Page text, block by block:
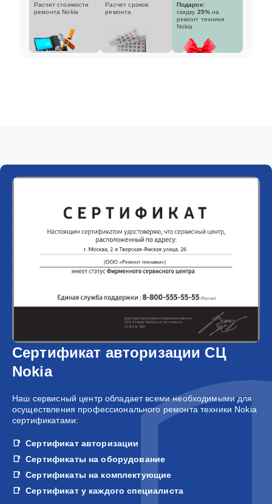
Расчет стоимости
ремонта Nokia
Расчет сроков
ремонта
Подарок:
скидку 25% на
ремонт техники
Nokia
Сертификат авторизации СЦ
Nokia
Наш сервисный центр обладает всеми необходимыми для
осуществления профессионального ремонта техники Nokia
сертификатами:
Сертификат авторизации
Сертификаты на оборудование
Сертификаты на комплектующие
Сертификат у каждого специалиста